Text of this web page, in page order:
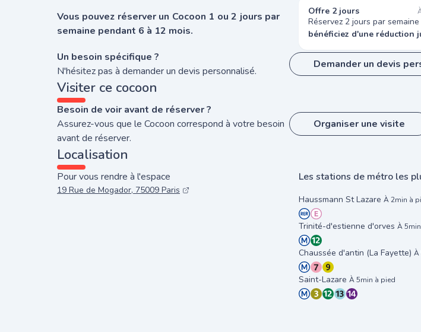
Vous pouvez réserver un Cocoon 1 ou 2 jours par
semaine pendant 6 à 12 mois.
Offre 2 jours
Réservez 2 jours par
bénéficiez d'une réduction
Un besoin spécifique ?
N'hésitez pas à demander un devis personnalisé.
Demander un devis
Visiter ce cocoon
Besoin de voir avant de réserver ?
Assurez-vous que le Cocoon correspond à votre besoin
avant de réserver.
Organiser une visite
Localisation
Pour vous rendre à l'espace
19 Rue de Mogador, 75009 Paris
Les stations de métro les
Haussmann St Lazare À 2min à
Trinité-d'estienne d'orves À
Chaussée d'antin (La Fayette) À
Saint-Lazare À 5min à pied